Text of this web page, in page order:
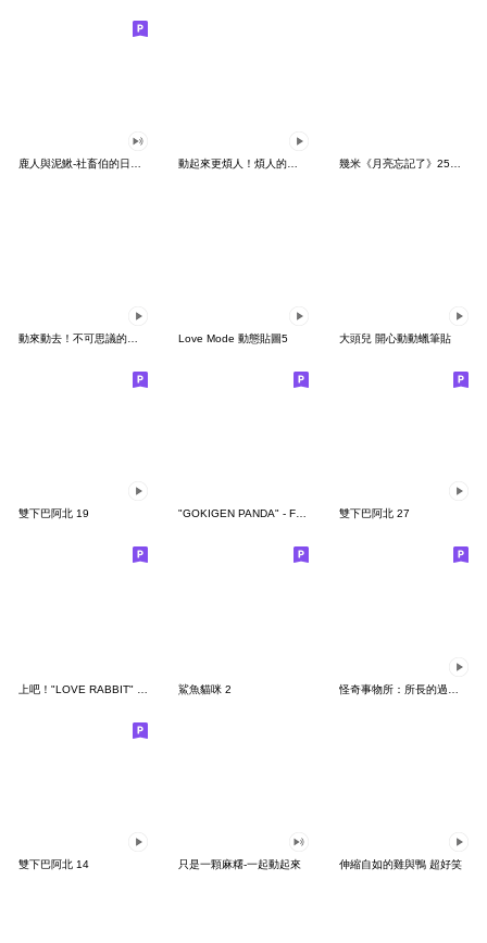
幾米《月亮忘記了》25周年 x 晴天P莉
Love Mode 動態貼圖5 大頭兒 開心動動蠟筆貼
雙下巴阿北 19 "GOKIGEN PANDA" - Feeling / global 雙下巴阿北 27
鯊魚貓咪 2
雙下巴阿北 14 只是一顆麻糬-一起動起來 伸縮自如的雞與鴨 超好笑